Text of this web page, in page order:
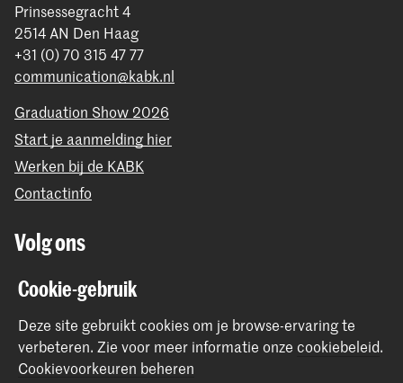
Prinsessegracht 4
2514 AN Den Haag
+31 (0) 70 315 47 77
communication@kabk.nl
Graduation Show 2026
Start je aanmelding hier
Werken bij de KABK
Contactinfo
Volg ons
Blijf op de hoogte
InstagramYouTubeVimeo Facebook
Cookie-gebruik
Deze site gebruikt cookies om je browse-ervaring te
verbeteren. Zie voor meer informatie onze cookiebeleid.
Cookievoorkeuren beheren